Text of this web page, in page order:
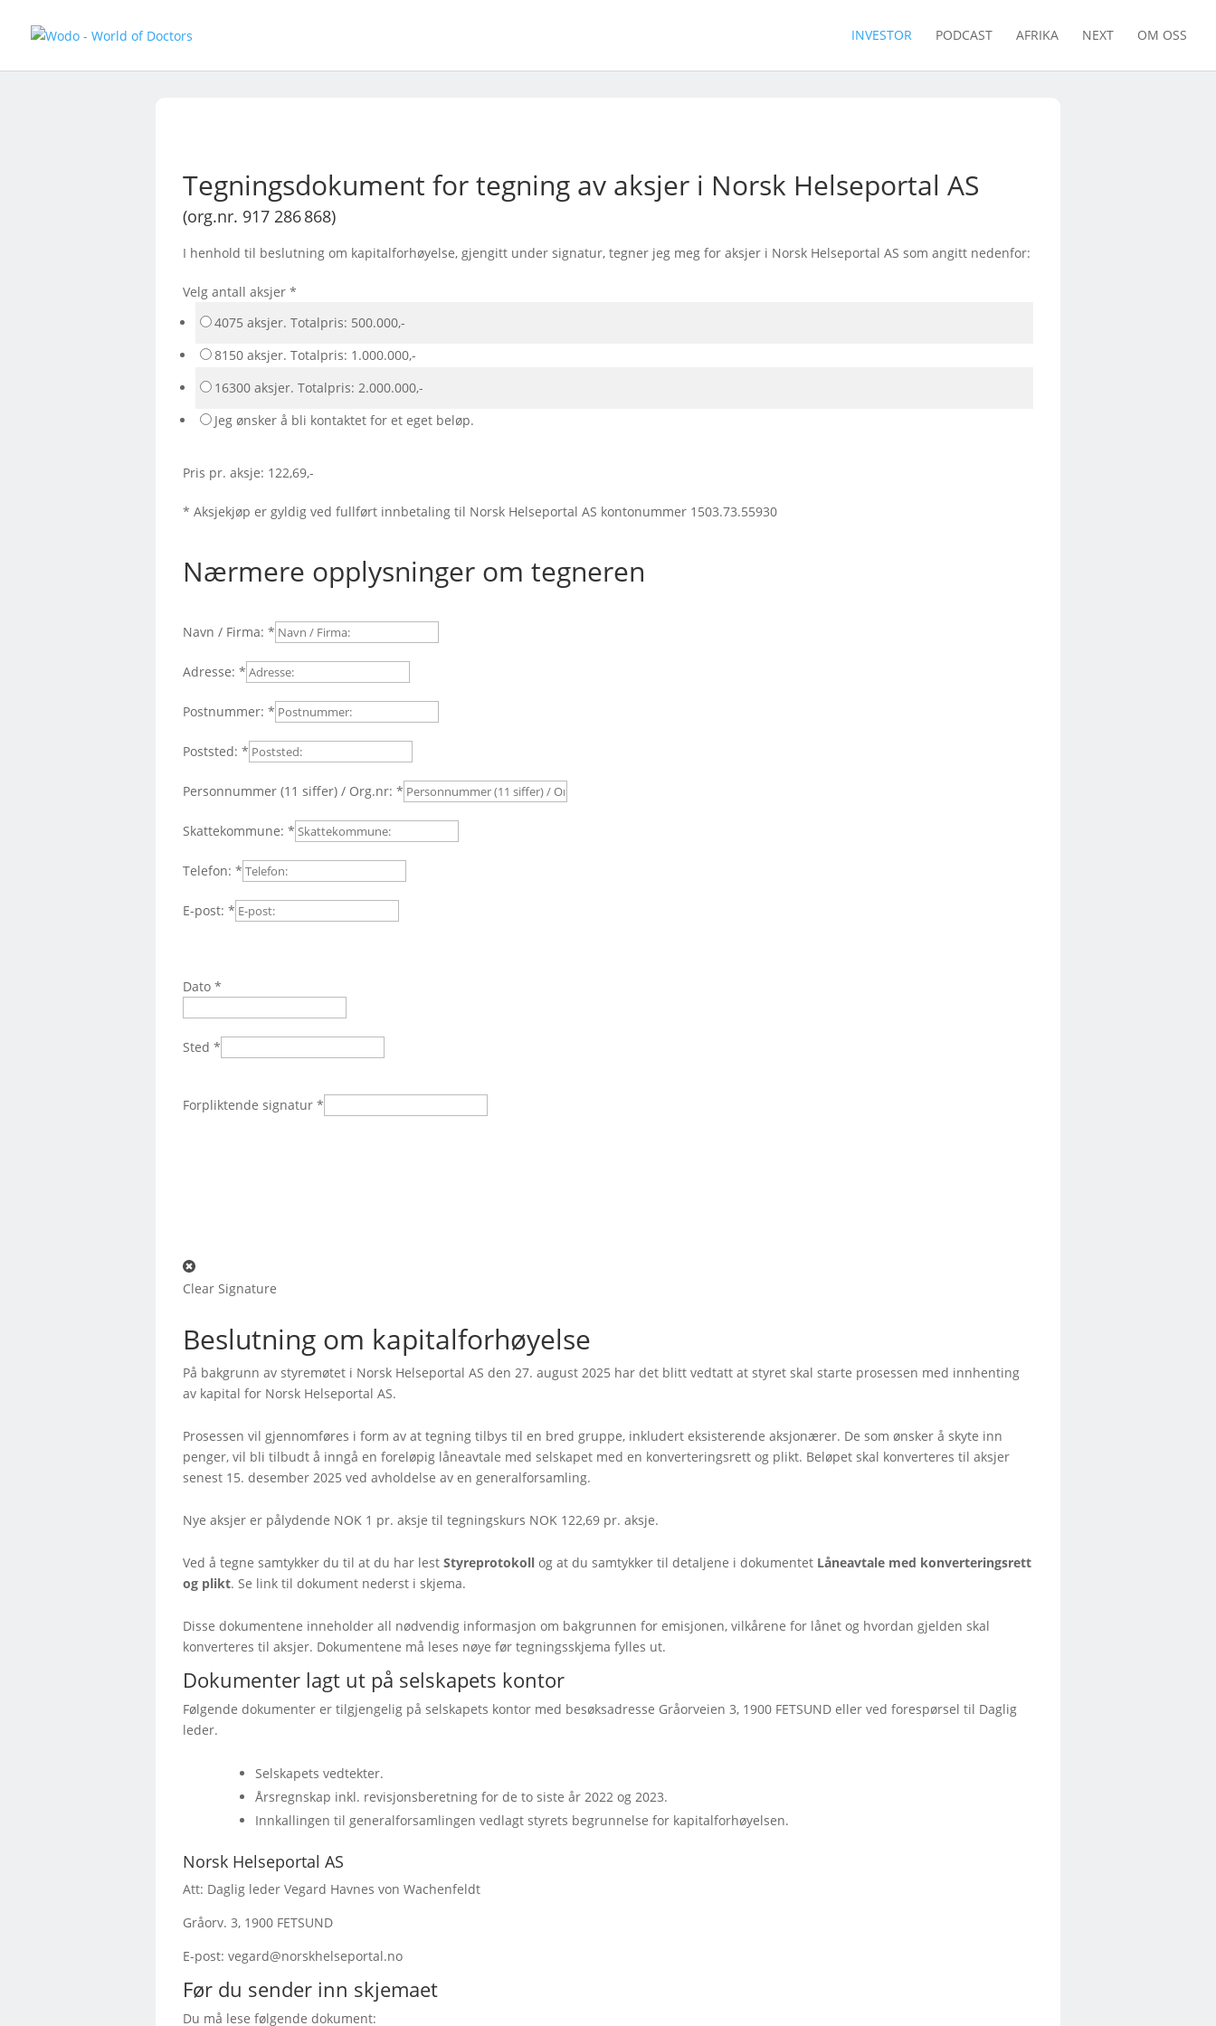
INVESTOR PODCAST AFRIKA NEXT OM OSS
Tegningsdokument for tegning av aksjer i Norsk Helseportal AS
(org.nr. 917 286 868)
I henhold til beslutning om kapitalforhøyelse, gjengitt under signatur, tegner jeg meg for aksjer i Norsk Helseportal AS som angitt nedenfor:
Velg antall aksjer *
4075 aksjer. Totalpris: 500.000,-
8150 aksjer. Totalpris: 1.000.000,-
16300 aksjer. Totalpris: 2.000.000,-
Jeg ønsker å bli kontaktet for et eget beløp.
Pris pr. aksje: 122,69,-
* Aksjekjøp er gyldig ved fullført innbetaling til Norsk Helseportal AS kontonummer 1503.73.55930
Nærmere opplysninger om tegneren
Navn / Firma: *
Adresse: *
Postnummer: *
Poststed: *
Personnummer (11 siffer) / Org.nr: *
Skattekommune: *
Telefon: *
E-post: *
Dato *
Sted *
Forpliktende signatur *
Clear Signature
Beslutning om kapitalforhøyelse
På bakgrunn av styremøtet i Norsk Helseportal AS den 27. august 2025 har det blitt vedtatt at styret skal starte prosessen med innhenting
av kapital for Norsk Helseportal AS.
Prosessen vil gjennomføres i form av at tegning tilbys til en bred gruppe, inkludert eksisterende aksjonærer. De som ønsker å skyte inn
penger, vil bli tilbudt å inngå en foreløpig låneavtale med selskapet med en konverteringsrett og plikt. Beløpet skal konverteres til aksjer
senest 15. desember 2025 ved avholdelse av en generalforsamling.
Nye aksjer er pålydende NOK 1 pr. aksje til tegningskurs NOK 122,69 pr. aksje.
Ved å tegne samtykker du til at du har lest Styreprotokoll og at du samtykker til detaljene i dokumentet Låneavtale med konverteringsrett
og plikt. Se link til dokument nederst i skjema.
Disse dokumentene inneholder all nødvendig informasjon om bakgrunnen for emisjonen, vilkårene for lånet og hvordan gjelden skal
konverteres til aksjer. Dokumentene må leses nøye før tegningsskjema fylles ut.
Dokumenter lagt ut på selskapets kontor
Følgende dokumenter er tilgjengelig på selskapets kontor med besøksadresse Gråorveien 3, 1900 FETSUND eller ved forespørsel til Daglig
leder.
Selskapets vedtekter.
Årsregnskap inkl. revisjonsberetning for de to siste år 2022 og 2023.
Innkallingen til generalforsamlingen vedlagt styrets begrunnelse for kapitalforhøyelsen.
Norsk Helseportal AS
Att: Daglig leder Vegard Havnes von Wachenfeldt
Gråorv. 3, 1900 FETSUND
E-post: vegard@norskhelseportal.no
Før du sender inn skjemaet
Du må lese følgende dokument: